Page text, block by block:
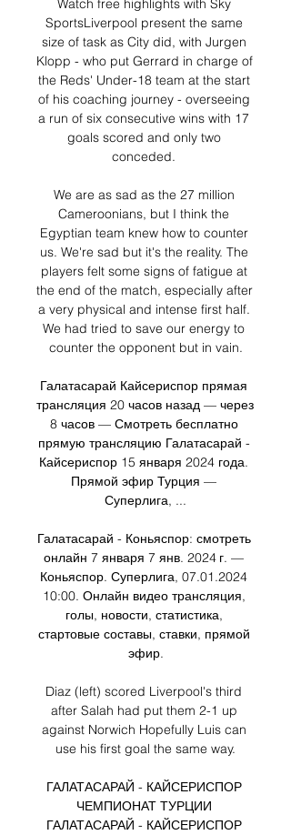
Watch free highlights with Sky
SportsLiverpool present the same
size of task as City did, with Jurgen
Klopp - who put Gerrard in charge of
the Reds' Under-18 team at the start
of his coaching journey - overseeing
a run of six consecutive wins with 17
goals scored and only two
conceded.
We are as sad as the 27 million
Cameroonians, but I think the
Egyptian team knew how to counter
us. We're sad but it's the reality. The
players felt some signs of fatigue at
the end of the match, especially after
a very physical and intense first half.
We had tried to save our energy to
counter the opponent but in vain.
Галатасарай Кайсериспор прямая
трансляция 20 часов назад — через
8 часов — Смотреть бесплатно
прямую трансляцию Галатасарай -
Кайсериспор 15 января 2024 года.
Прямой эфир Турция —
Суперлига, ...
Галатасарай - Коньяспор: смотреть
онлайн 7 января 7 янв. 2024 г. —
Коньяспор. Суперлига, 07.01.2024
10:00. Онлайн видео трансляция,
голы, новости, статистика,
стартовые составы, ставки, прямой
эфир.
Diaz (left) scored Liverpool's third
after Salah had put them 2-1 up
against Norwich Hopefully Luis can
use his first goal the same way.
ГАЛАТАСАРАЙ - КАЙСЕРИСПОР
ЧЕМПИОНАТ ТУРЦИИ
ГАЛАТАСАРАЙ - КАЙСЕРИСПОР